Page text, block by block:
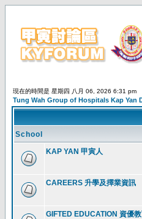
現在的時間是 星期四 八月 06, 2026 6:31 pm
Tung Wah Group of Hospitals Kap Yan
School
KAP YAN 甲寅人
CAREERS 升學及擇業資訊
GIFTED EDUCATION 資優